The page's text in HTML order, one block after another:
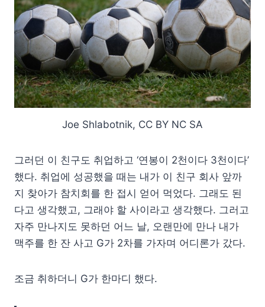
Joe Shlabotnik, CC BY NC SA
그러던 이 친구도 취업하고 ‘연봉이 2천이다 3천이다’
했다. 취업에 성공했을 때는 내가 이 친구 회사 앞까
지 찾아가 참치회를 한 접시 얻어 먹었다. 그래도 된
다고 생각했고, 그래야 할 사이라고 생각했다. 그러고
자주 만나지도 못하던 어느 날, 오랜만에 만나 내가
맥주를 한 잔 사고 G가 2차를 가자며 어디론가 갔다.
조금 취하더니 G가 한마디 했다.